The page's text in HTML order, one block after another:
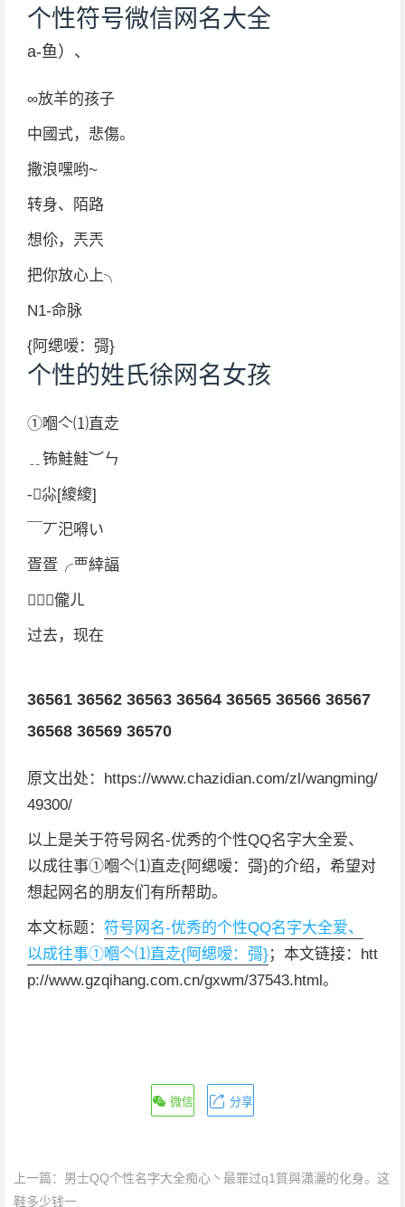
个性符号微信网名大全
a-鱼）、
∞放羊的孩子
中國式，悲傷。
撒浪嘿哟~
转身、陌路
想伱，兲兲
把你放心上╮
N1-命脉
{阿缌嗳：彁}
个性的姓氏徐网名女孩
①嗰亽⑴直赱
﹎钸鮭鮭︶ㄣ
-尛[繌繌]
￣丆汜嘚い
疍疍╭覀緈諨
﹏↘儱ㄦ
过去，现在
36561 36562 36563 36564 36565 36566 36567
36568 36569 36570
原文出处：https://www.chazidian.com/zl/wangming/
49300/
以上是关于符号网名-优秀的个性QQ名字大全爱、
以成往事①嗰亽⑴直赱{阿缌嗳：彁}的介绍，希望对
想起网名的朋友们有所帮助。
本文标题： 符号网名-优秀的个性QQ名字大全爱、
以成往事①嗰亽⑴直赱{阿缌嗳：彁}；本文链接：htt
p://www.gzqihang.com.cn/gxwm/37543.html。
微信 分享
上一篇： 男士QQ个性名字大全痴心丶最罪过q1質與瀟灑的化身。这
鞋多少钱一